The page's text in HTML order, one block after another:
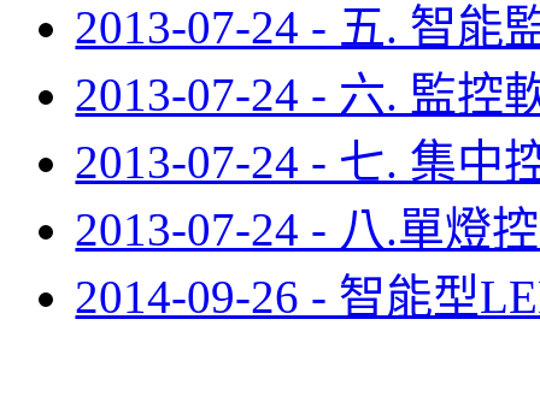
2013-07-24 - 五. 智能
2013-07-24 - 六. 監控
2013-07-24 - 七. 集中
2013-07-24 - 八.單燈
2014-09-26 - 智能型